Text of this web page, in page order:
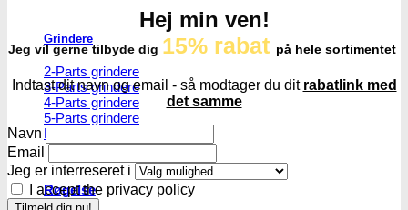
Grindere
2-Parts grindere
3-Parts grindere
4-Parts grindere
5-Parts grindere
Keramiske grindere
Røgelse
Hej min ven!
Jeg vil gerne tilbyde dig 15% rabat på hele sortimentet
Indtast dit navn og email - så modtager du dit rabatlink med
det samme
Navn
Email
Jeg er interreseret i
I accept the privacy policy